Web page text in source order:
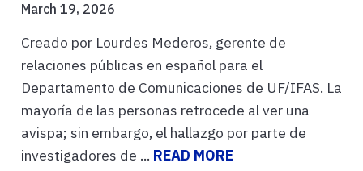
March 19, 2026
Creado por Lourdes Mederos, gerente de
relaciones públicas en español para el
Departamento de Comunicaciones de UF/IFAS. La
mayoría de las personas retrocede al ver una
avispa; sin embargo, el hallazgo por parte de
investigadores de ... READ MORE